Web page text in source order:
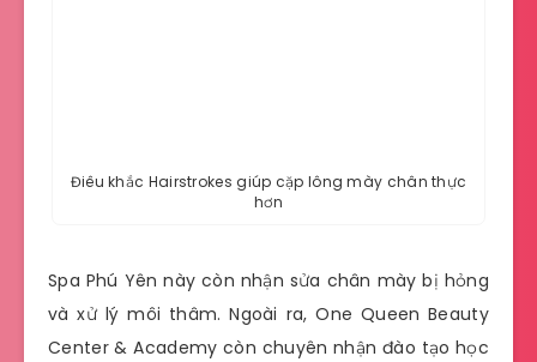
Điêu khắc Hairstrokes giúp cặp lông mày chân thực
hơn
Spa Phú Yên này còn nhận sửa chân mày bị hỏng
và xử lý môi thâm. Ngoài ra, One Queen Beauty
Center & Academy còn chuyên nhận đào tạo học